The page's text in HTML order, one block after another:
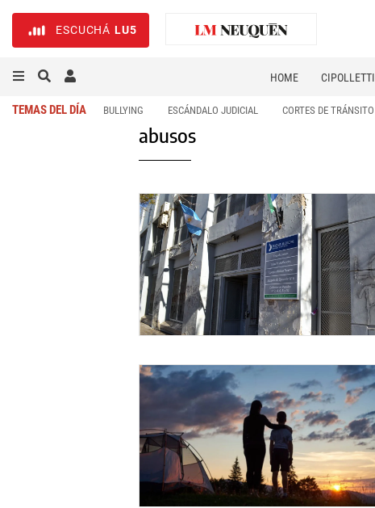
ESCUCHÁ LU5
HOME CIPOLLETTI
TEMAS DEL DÍA BULLYING ESCÁNDALO JUDICIAL CORTES DE TRÁNSITO
abusos